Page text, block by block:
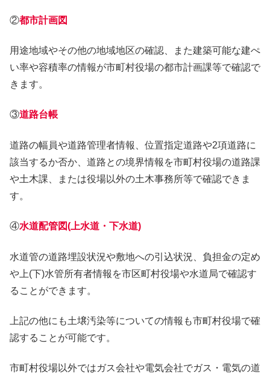
②都市計画図
用途地域やその他の地域地区の確認、また建築可能な建ぺ
い率や容積率の情報が市町村役場の都市計画課等で確認で
きます。
③道路台帳
道路の幅員や道路管理者情報、位置指定道路や2項道路に
該当するか否か、道路との境界情報を市町村役場の道路課
や土木課、または役場以外の土木事務所等で確認できま
す。
④水道配管図(上水道・下水道)
水道管の道路埋設状況や敷地への引込状況、負担金の定め
や上(下)水管所有者情報を市区町村役場や水道局で確認す
ることができます。
上記の他にも土壌汚染等についての情報も市町村役場で確
認することが可能です。
市町村役場以外ではガス会社や電気会社でガス・電気の道